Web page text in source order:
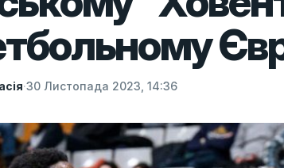
·30 Листопада 2023, 14:36